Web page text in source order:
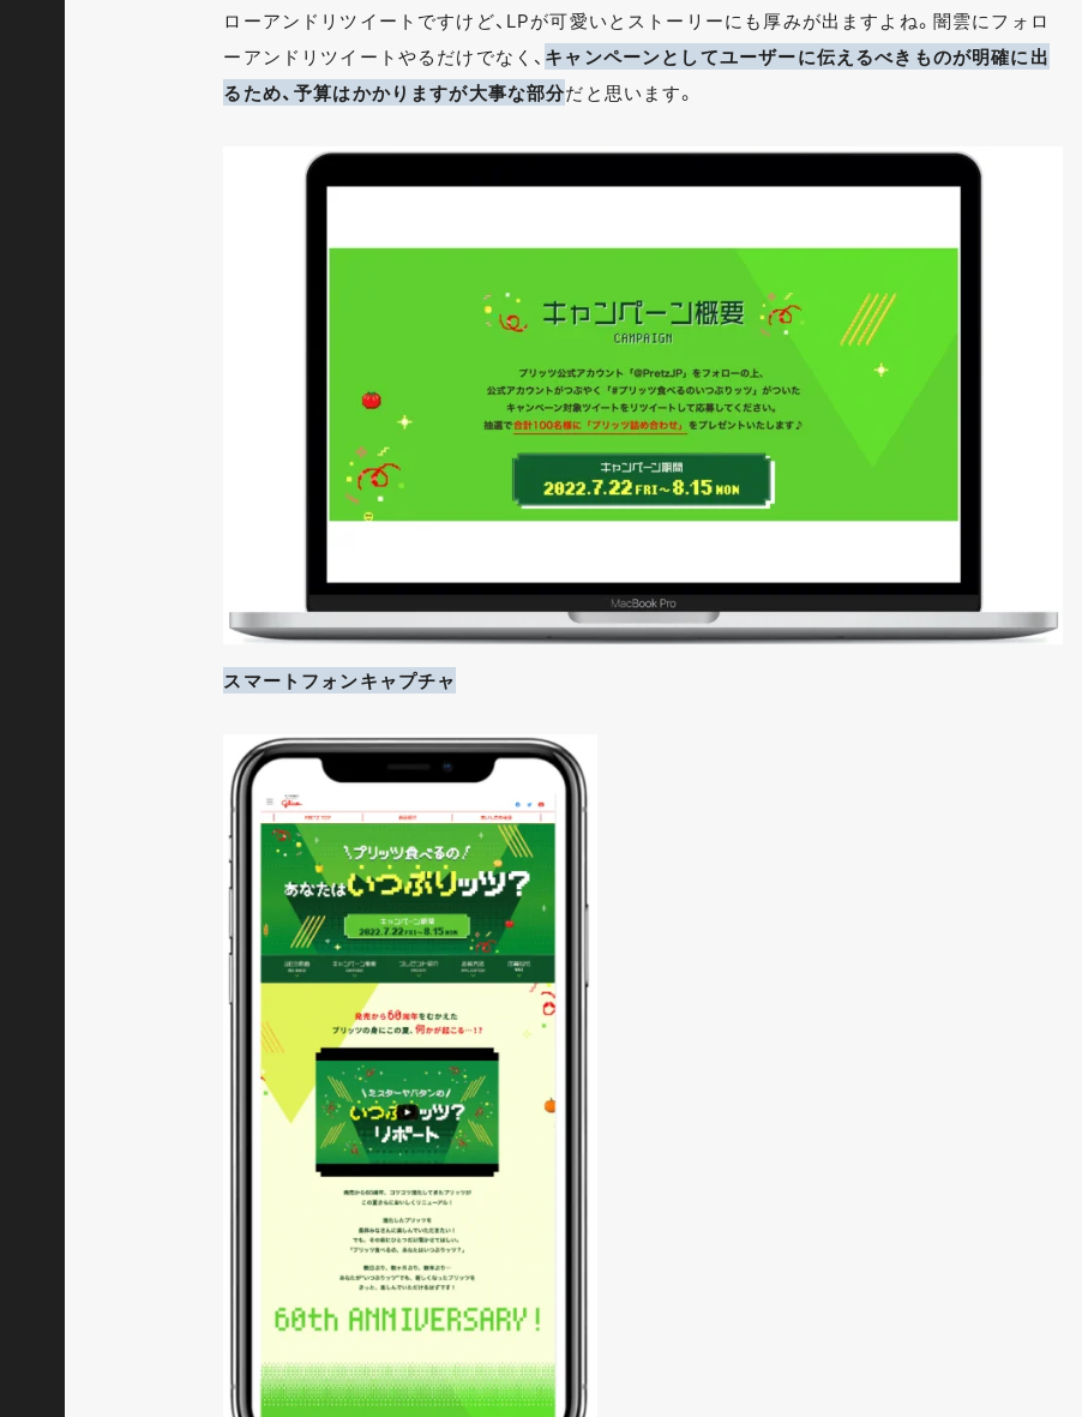
ローアンドリツイートですけど、LPが可愛いとストーリーにも厚みが出ますよね。闇雲にフォロ
ーアンドリツイートやるだけでなく、 キャンペーンとしてユーザーに伝えるべきものが明確に出
るため、予算はかかりますが大事な部分だと思います。
スマートフォンキャプチャ